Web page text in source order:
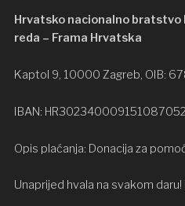
Hrvatsko nacionalno
reda – Frama Hrvatska
Kaptol 9, 10000 Zagreb, OIB:
IBAN:
Opis plaćanja: Donacija za
Unaprijed hvala na svakom daru!